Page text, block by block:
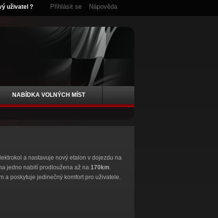
uživatel ? Přihlásit se Nápověda
NABÍDKA VOLNÝCH MÍST
a nastavuje nový etalon v dojezdu na
jedno nabití prodloužena až na 170km
a poskytuje jedinečný komfort pro uživatele.